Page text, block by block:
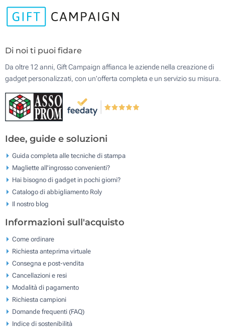
Di noi ti puoi fidare
Da oltre 12 anni, Gift Campaign affianca le aziende nella creazione di
gadget personalizzati, con un'offerta completa e un servizio su misura.
Idee, guide e soluzioni
Guida completa alle tecniche di stampa
Magliette all'ingrosso convenienti?
Hai bisogno di gadget in pochi giorni?
Catalogo di abbigliamento Roly
Il nostro blog
Informazioni sull'acquisto
Come ordinare
Richiesta anteprima virtuale
Consegna e post-vendita
Cancellazioni e resi
Modalità di pagamento
Richiesta campioni
Domande frequenti (FAQ)
Indice di sostenibilità